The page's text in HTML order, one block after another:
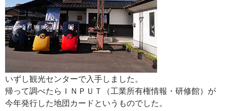
いずし観光センターで入手しました。
帰って調べたらＩＮＰＵＴ（工業所有権情報・研修館）が
今年発行した地団カードというものでした。